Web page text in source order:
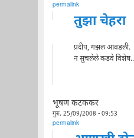
permalink
तुझा चेहरा
प्रदीप, गझल आवडली.
न सुचलेले कडवे विशेष..
भूषण कटककर
गुरु, 25/09/2008 - 09:53
permalink